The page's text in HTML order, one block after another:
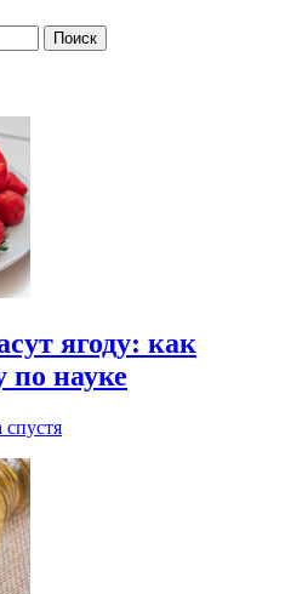
ягоду: как
науке
спустя